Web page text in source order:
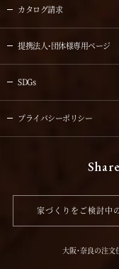
カタログ請求
提携法人・団体様専用ページ
SDGs
プライバシーポリシー
家づくりをご検討中
大阪・奈良の注